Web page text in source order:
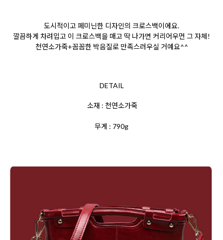
도시적이고 페미닌한 디자인의 크로스백이에요.
깔끔하게 차려입고 이 크로스백을 매고 딱 나가면 커리어우먼 그 자체!
천연소가죽+꼼꼼한 박음질로 만족스러우실 거예요^^
DETAIL
소재 : 천연소가죽
무게 : 790g